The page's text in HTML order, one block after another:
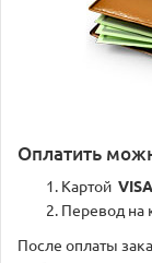
Оплатить
Картой VISA
Перевод на
После оплаты